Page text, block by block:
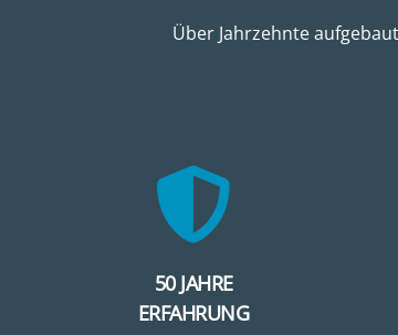
Über Jahrzehnte
50 JAHRE
ERFAHRUNG